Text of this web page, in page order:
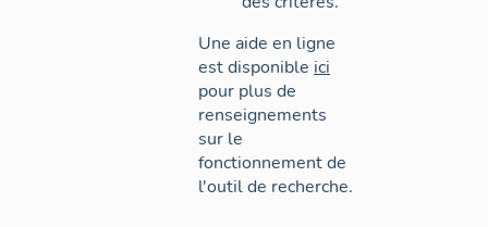
Une aide en ligne
est disponible ici
pour plus de
renseignements
sur le
fonctionnement de
l'outil de recherche.